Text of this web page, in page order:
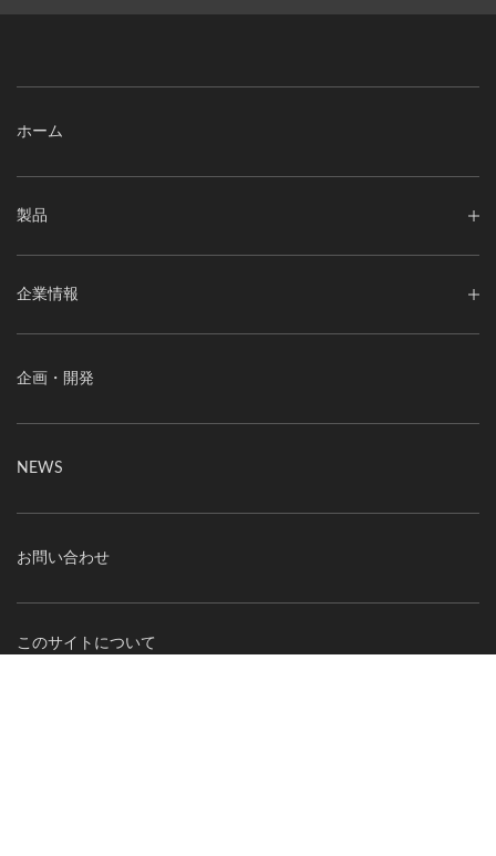
ホーム
製品
企業情報
企画・開発
NEWS
お問い合わせ
このサイトについて